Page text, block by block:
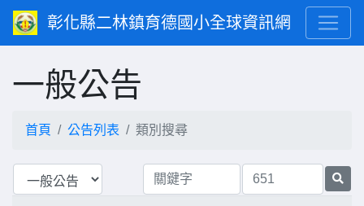
彰化縣二林鎮育德國小全球資訊網
一般公告
首頁 公告列表 類別搜尋